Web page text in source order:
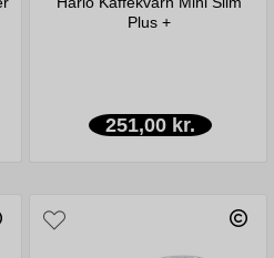
Plus +
251,00 kr.